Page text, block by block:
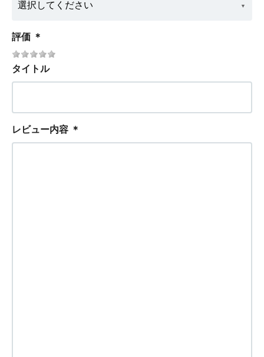
評価 ＊
タイトル
レビュー内容 ＊